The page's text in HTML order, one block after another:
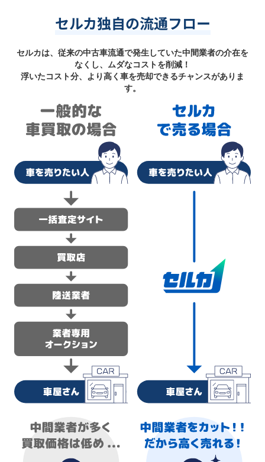
セルカ独自の流通フロー
セルカは、従来の中古車流通で発生していた中間業者の介在を
なくし、ムダなコストを削減！
浮いたコスト分、より高く車を売却できるチャンスがありま
す。